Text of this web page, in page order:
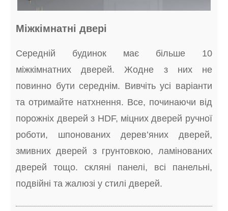
Міжкімнатні двері
Середній будинок має більше 10
міжкімнатних дверей. Жодне з них не
повинно бути середнім. Вивчіть усі варіанти
та отримайте натхнення. Все, починаючи від
порожніх дверей з HDF, міцних дверей ручної
роботи, шпонованих дерев’яних дверей,
змивних дверей з грунтовкою, ламінованих
дверей тощо. скляні панелі, всі панельні,
подвійні та жалюзі у стилі дверей.